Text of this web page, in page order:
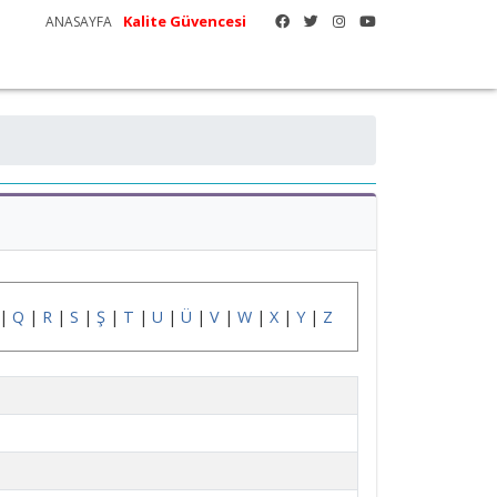
ANASAYFA Kalite Güvencesi
| Q | R| S | Ş| T | U | Ü | V| W| X| Y| Z